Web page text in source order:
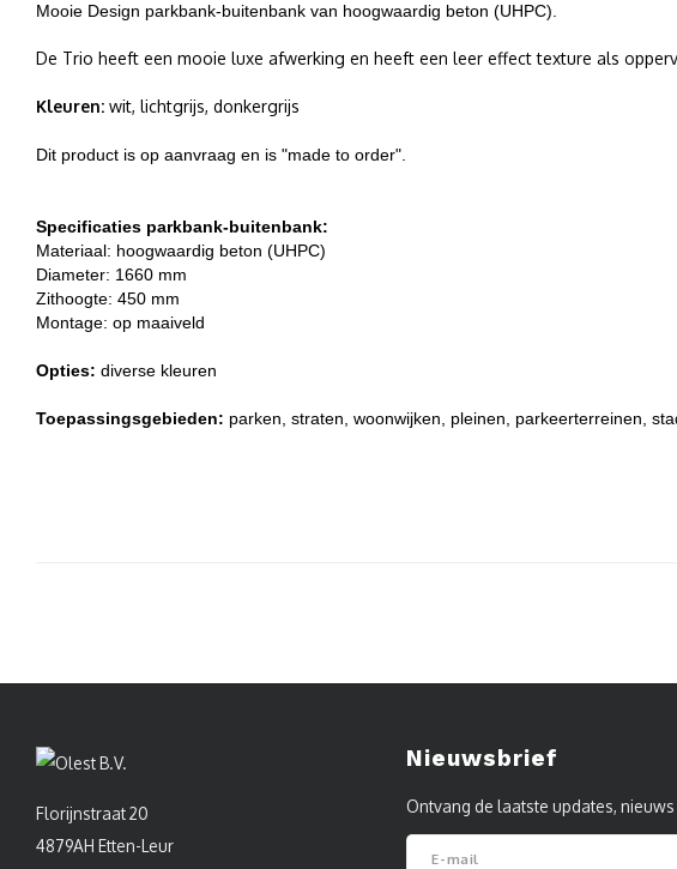
Mooie Design parkbank-buitenbank van hoogwaardig beton (UHPC).
De Trio heeft een mooie luxe afwerking en heeft een leer effect texture als
Kleuren: wit, lichtgrijs, donkergrijs
Dit product is op aanvraag en is "made to order".
Specificaties parkbank-buitenbank:
Materiaal: hoogwaardig beton (UHPC)
Diameter: 1660 mm
Zithoogte: 450 mm
Montage: op maaiveld
Opties: diverse kleuren
Toepassingsgebieden: parken, straten, woonwijken, pleinen, parkeerterreinen,
Florijnstraat 20
4879AH Etten-Leur
Nieuwsbrief
Ontvang de laatste updates,